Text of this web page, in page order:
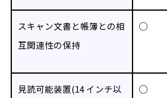
スキャン文書と帳簿との相
互関連性の保持
◯
見読可能装置(14 インチ以
◯